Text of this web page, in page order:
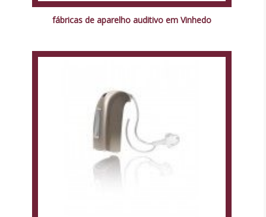
fábricas de aparelho auditivo em Vinhedo